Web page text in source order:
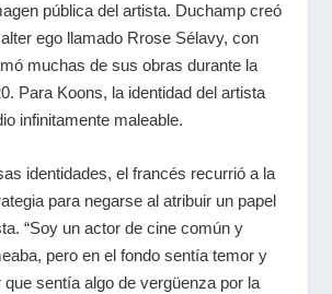
pública del artista. Duchamp creó
ego llamado Rrose Sélavy, con
muchas de sus obras durante la
Para Koons, la identidad del artista
infinitamente maleable.
identidades, el francés recurrió a la
para negarse al atribuir un papel
“Soy un actor de cine común y
pero en el fondo sentía temor y
que sentía algo de vergüenza por la